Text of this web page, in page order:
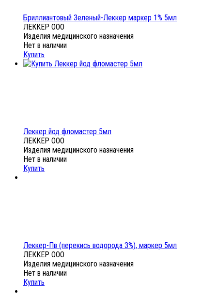
Бриллиантовый Зеленый-Леккер маркер 1% 5мл
ЛЕККЕР ООО
Изделия медицинского назначения
Нет в наличии
Купить
Леккер йод фломастер 5мл
ЛЕККЕР ООО
Изделия медицинского назначения
Нет в наличии
Купить
Леккер-Пв (перекись водорода 3%), маркер 5мл
ЛЕККЕР ООО
Изделия медицинского назначения
Нет в наличии
Купить